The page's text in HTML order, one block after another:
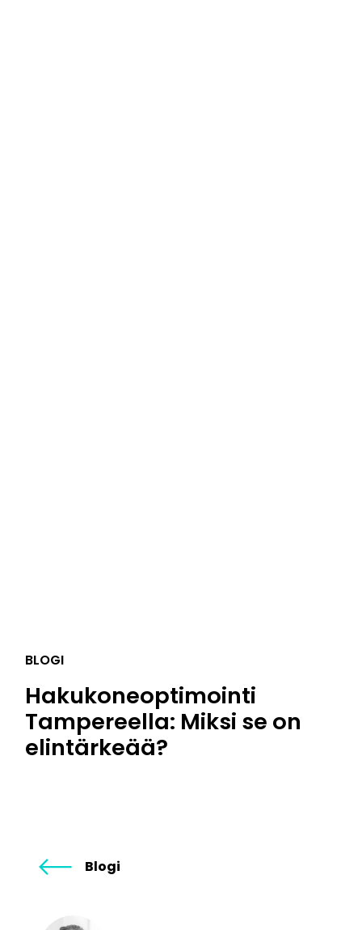
BLOGI
Hakukoneoptimointi
Tampereella: Miksi se on
elintärkeää?
Blogi